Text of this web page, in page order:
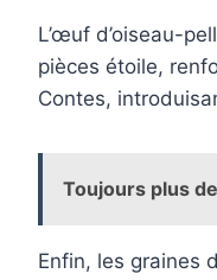
L’œuf d’oiseau-
pièces étoile,
Contes,
Toujours plus
Enfin, les graines